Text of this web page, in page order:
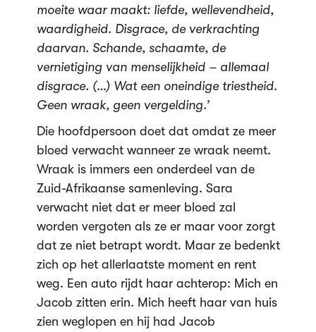
moeite waar maakt: liefde, wellevendheid,
waardigheid. Disgrace, de verkrachting
daarvan. Schande, schaamte, de
vernietiging van menselijkheid – allemaal
disgrace. (…) Wat een oneindige triestheid.
Geen wraak, geen vergelding.’
Die hoofdpersoon doet dat omdat ze meer
bloed verwacht wanneer ze wraak neemt.
Wraak is immers een onderdeel van de
Zuid-Afrikaanse samenleving. Sara
verwacht niet dat er meer bloed zal
worden vergoten als ze er maar voor zorgt
dat ze niet betrapt wordt. Maar ze bedenkt
zich op het allerlaatste moment en rent
weg. Een auto rijdt haar achterop: Mich en
Jacob zitten erin. Mich heeft haar van huis
zien weglopen en hij had Jacob